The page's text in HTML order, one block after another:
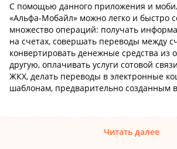
С помощью данного приложения и
«Альфа-Мобайл» можно легко и быстро
множество операций: получать
на счетах, совершать переводы между
конвертировать денежные средства из
другую, оплачивать услуги сотовой
ЖКХ, делать переводы в электронные
шаблонам, предварительно созданным
Читать далее